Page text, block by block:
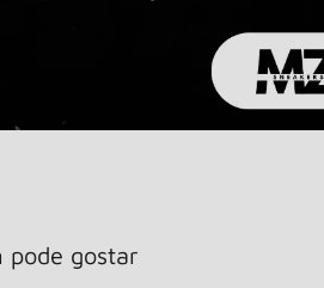
pode gostar